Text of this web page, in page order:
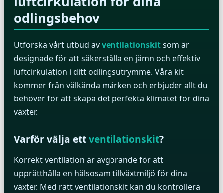
odlingsbehov
Utforska vårt utbud avventilationskitsom är
designade för att säkerställa en jämn och effektiv
luftcirkulation i ditt odlingsutrymme. Våra kit
kommer från välkända märken och erbjuder allt du
behöver för att skapa det perfekta klimatet för dina
växter.
Varför välja ettventilationskit?
Korrekt ventilation är avgörande för att
upprätthålla en hälsosam tillväxtmiljö för dina
växter. Med rätt ventilationskit kan du kontrollera